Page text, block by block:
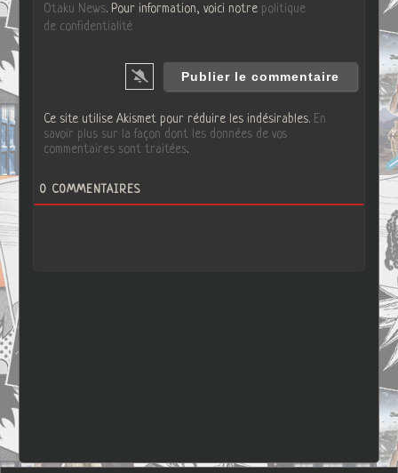
Otaku News. Pour information, voici notre politique
de confidentialité
Ce site utilise Akismet pour réduire les indésirables. En
savoir plus sur la façon dont les données de vos
commentaires sont traitées.
0 COMMENTAIRES